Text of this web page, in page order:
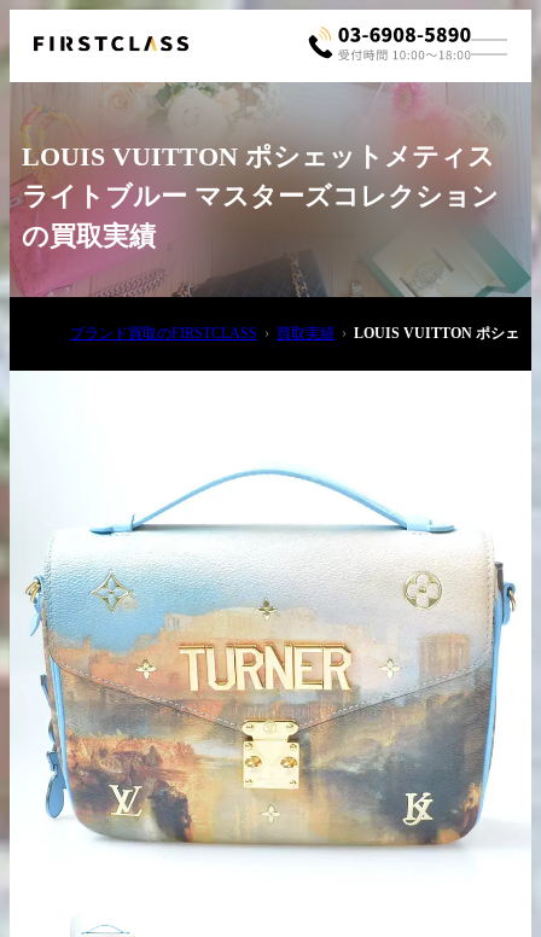
03-6908-5890
出張買取の
お申込み
宅配買取の
お申込み
LINE査定
LOUIS VUITTON ポシェットメティス
ライトブルー マスターズコレクション
の買取実績
ブランド買取のFIRSTCLASS 買取実績 LOUIS VUITTON ポシェッ